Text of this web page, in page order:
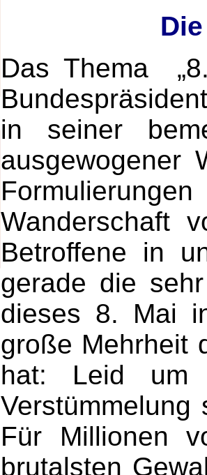
Das Thema
in seiner
ausgewogener
Wanderschaft
Betroffene in
gerade die
dieses 8. Mai
große Mehrheit
hat: Leid um
Verstümmelung
Für Millionen
brutalsten